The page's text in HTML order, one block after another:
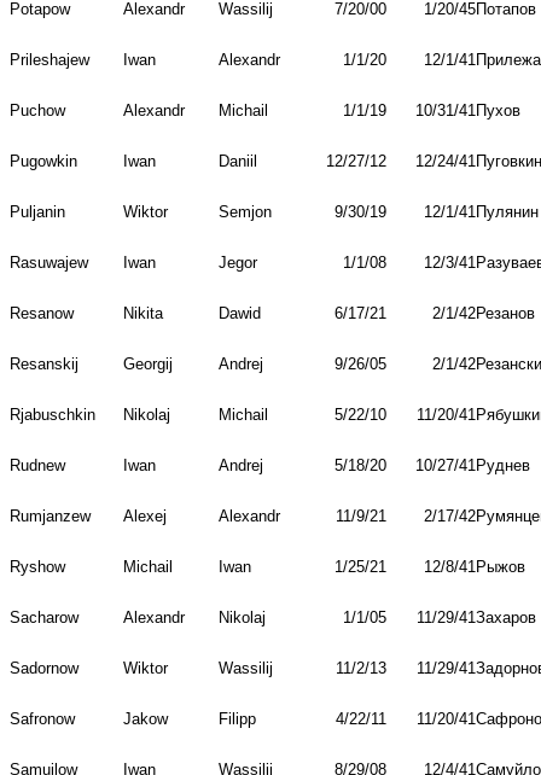
Potapow Alexandr Wassilij 7/20/00 1/20/45Потапов
Prileshajew Iwan Alexandr 1/1/20 12/1/41
Puchow Alexandr Michail 1/1/19 10/31/41Пухов
Pugowkin Iwan Daniil 12/27/12 12/24/41Пуговкин
Puljanin Wiktor Semjon 9/30/19 12/1/41Пулянин
Rasuwajew Iwan Jegor 1/1/08 12/3/41
Resanow Nikita Dawid 6/17/21 2/1/42Резанов
Resanskij Georgij Andrej 9/26/05 2/1/42
Rjabuschkin Nikolaj Michail 5/22/10 11/20/41
Rudnew Iwan Andrej 5/18/20 10/27/41Руднев
Rumjanzew Alexej Alexandr 11/9/21 2/17/42
Ryshow Michail Iwan 1/25/21 12/8/41Рыжов
Sacharow Alexandr Nikolaj 1/1/05 11/29/41Захаров
Sadornow Wiktor Wassilij 11/2/13 11/29/41
Safronow Jakow Filipp 4/22/11 11/20/41
Samuilow Iwan Wassilij 8/29/08 12/4/41